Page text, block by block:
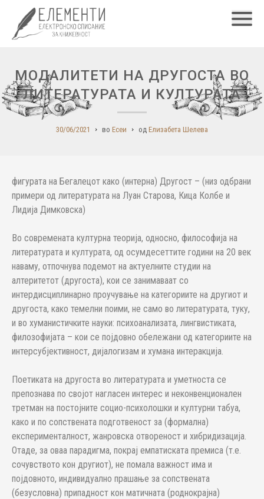
МОДАЛИТЕТИ НА ДРУГОСТА ВО
ЛИТЕРАТУРАТА И КУЛТУРАТА
30/06/2021 во Есеи од Елизабета Шелева
фигурата на Бегалецот како (интерна) Другост – (низ одбрани
примери од литературата на Луан Старова, Кица Колбе и
Лидија Димковска)
Во современата културна теорија, односно, философија на
литературата и културата, од осумдесеттите години на 20 век
наваму, отпочнува подемот на актуелните студии на
алтеритетот (другоста), кои се занимаваат со
интердисциплинарно проучување на категориите на другиот и
другоста, како темелни поими, не само во литературата, туку,
и во хуманистичките науки: психоанализата, лингвистиката,
филозофијата – кои се појдовно обележани од категориите на
интерсубјективност, дијалогизам и хумана интеракција.
Поетиката на другоста во литературата и уметноста се
препознава по својот нагласен интерес и неконвенционален
третман на постојните социо-психолошки и културни табуа,
како и по сопствената подготвеност за (формална)
експерименталност, жанровска отвореност и хибридизација.
Отаде, за оваа парадигма, покрај емпатиската премиса (т.е.
сочувството кон другиот), не помала важност има и
појдовното, индивидуално прашање за сопствената
(безусловна) припадност кон матичната (роднокрајна)